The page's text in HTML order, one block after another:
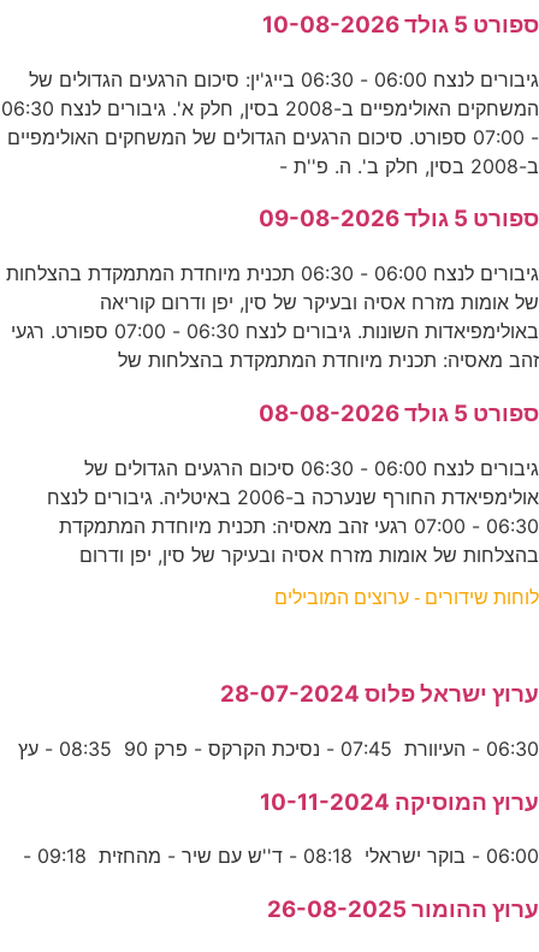
ספורט 5 גולד 10-08-2026
גיבורים לנצח 06:00 - 06:30 בייג'ין: סיכום הרגעים הגדולים של
המשחקים האולימפיים ב-2008 בסין, חלק א'. גיבורים לנצח 06:30
- 07:00 ספורט. סיכום הרגעים הגדולים של המשחקים האולימפיים
ב-2008 בסין, חלק ב'. ה. פ''ת -
ספורט 5 גולד 09-08-2026
גיבורים לנצח 06:00 - 06:30 תכנית מיוחדת המתמקדת בהצלחות
של אומות מזרח אסיה ובעיקר של סין, יפן ודרום קוריאה
באולימפיאדות השונות. גיבורים לנצח 06:30 - 07:00 ספורט. רגעי
זהב מאסיה: תכנית מיוחדת המתמקדת בהצלחות של
ספורט 5 גולד 08-08-2026
גיבורים לנצח 06:00 - 06:30 סיכום הרגעים הגדולים של
אולימפיאדת החורף שנערכה ב-2006 באיטליה. גיבורים לנצח
06:30 - 07:00 רגעי זהב מאסיה: תכנית מיוחדת המתמקדת
בהצלחות של אומות מזרח אסיה ובעיקר של סין, יפן ודרום
לוחות שידורים - ערוצים המובילים
ערוץ ישראל פלוס 28-07-2024
06:30 - העיוורת 07:45 - נסיכת הקרקס - פרק 90 08:35 - עץ
ערוץ המוסיקה 10-11-2024
06:00 - בוקר ישראלי 08:18 - ד''ש עם שיר - מהחזית 09:18 -
ערוץ ההומור 26-08-2025